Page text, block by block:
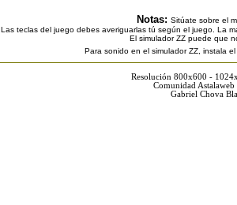
Notas: Sitúate sobre el
Las teclas del juego debes averiguarlas tú según el juego. La
El simulador ZZ puede que
Para sonido en el simulador ZZ, instala
Resolución 800x600 -
Comunidad
Gabriel Chova